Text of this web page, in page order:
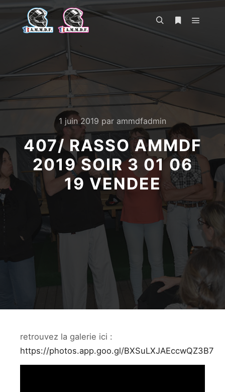
1 juin 2019 par ammdfadmin
407/ RASSO AMMDF
2019 SOIR 3 01 06
19 VENDEE
retrouvez la galerie ici :
https://photos.app.goo.gl/BXSuLXJAEccwQZ3B7